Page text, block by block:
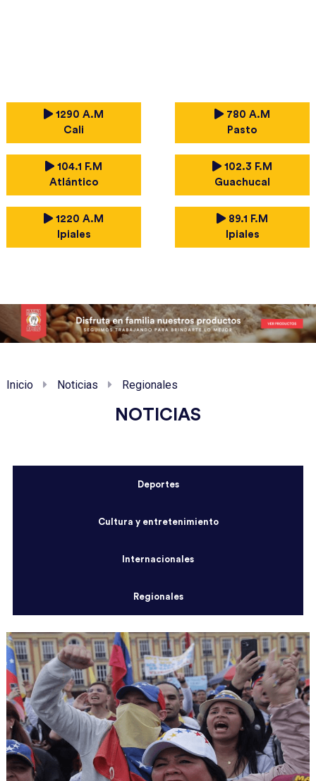
1290 A.M
Cali
780 A.M
Pasto
104.1 F.M
Atlántico
102.3 F.M
Guachucal
1220 A.M
Ipiales
89.1 F.M
Ipiales
Inicio Noticias Regionales
NOTICIAS
Deportes
Cultura y entretenimiento
Internacionales
Regionales